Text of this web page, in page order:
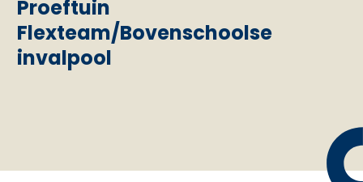
Proeftuin
Flexteam/Bovenschoolse
invalpool